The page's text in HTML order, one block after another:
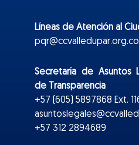
Líneas de Atención al
pqr@ccvalledupar.org.co
Secretaría de Asuntos
de Transparencia
+57 (605) 5897868 Ext.
+57 312 2894689